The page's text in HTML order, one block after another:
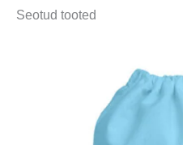
Seotud tooted